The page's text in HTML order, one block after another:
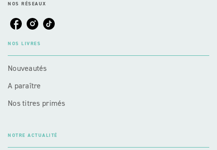
NOS RÉSEAUX
NOS LIVRES
Nouveautés
A paraître
Nos titres primés
NOTRE ACTUALITÉ